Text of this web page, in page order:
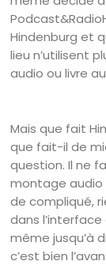
Hindenburg et
lieu n’utilisent
audio ou livre
Mais que fait
que fait-il de
question. Il ne
montage audio
de compliqué,
dans
même jusqu’à
c’est bien